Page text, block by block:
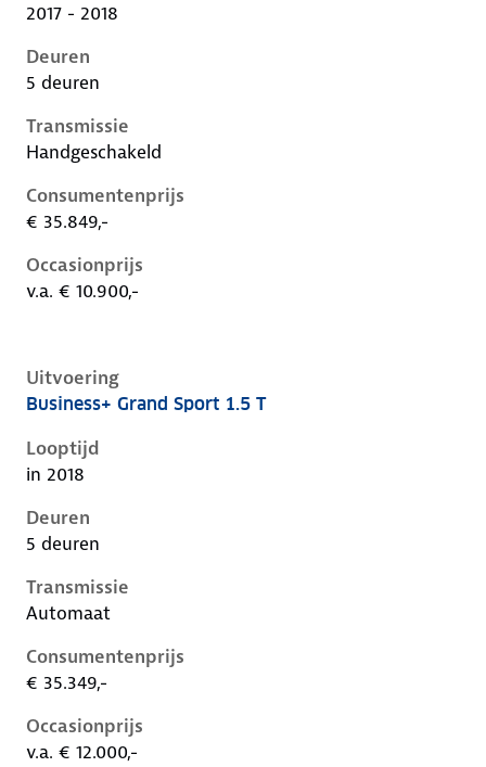
2017 - 2018
Deuren
5 deuren
Transmissie
Handgeschakeld
Consumentenprijs
€ 35.849,-
Occasionprijs
v.a. € 10.900,-
Uitvoering
Opel Insignia b, grand sport 1.5 t, 121 kW, Benzine, 5
Business+ Grand Sport 1.5 T
Looptijd
in 2018
Deuren
5 deuren
Transmissie
Automaat
Consumentenprijs
€ 35.349,-
Occasionprijs
v.a. € 12.000,-